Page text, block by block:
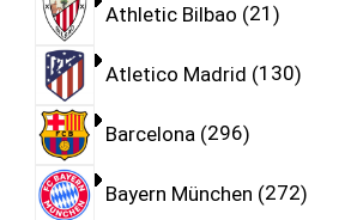
Athletic Bilbao 21
Atletico Madrid 130
Barcelona 296
Bayern München 272